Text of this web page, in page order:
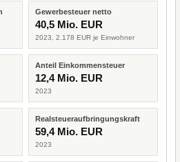
Gewerbesteuer netto
40,5 Mio. EUR
2023, 2.178 EUR je Einwohner
Anteil Einkommensteuer
12,4 Mio. EUR
2023
Realsteueraufbringungskraft
59,4 Mio. EUR
2023